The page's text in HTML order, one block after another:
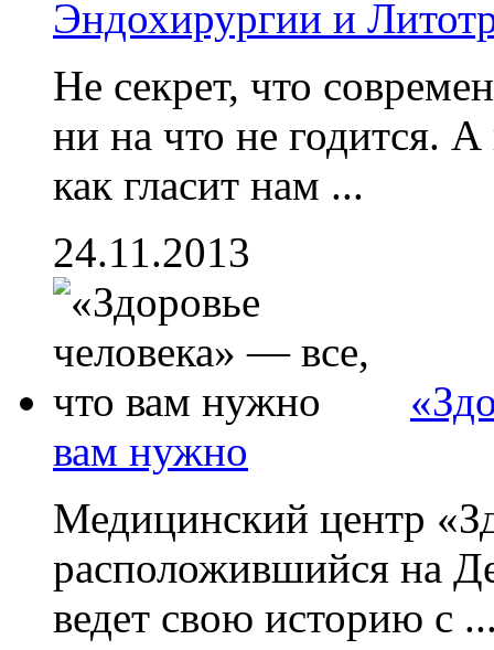
Эндохирургии и
Не секрет, что
ни на что не годится.
как гласит нам ...
24.11.2013
вам нужно
Медицинский центр
расположившийся на
ведет свою историю с